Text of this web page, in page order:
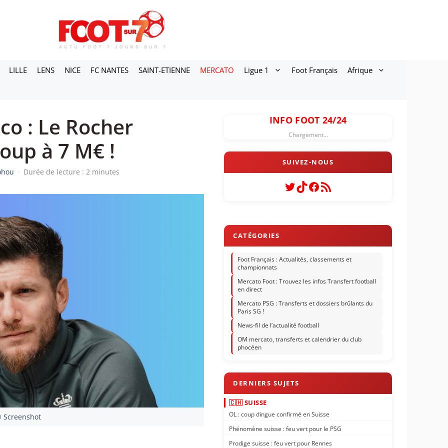
LILLE LENS NICE FC NANTES SAINT-ETIENNE MERCATO Ligue 1 Foot Français Afrique
: Le Rocher
à 7 M€ !
· Durée de lecture : 2 minutes
Screenshot
INFO FOOT 24/24
Chargement...
Twitter
TikTok
Facebook
Flux RSS
Foot Français : Actualités, classements et
championnats
Mercato Foot : Trouvez les infos Transfert football
en direct
Mercato PSG : Transferts et dossiers brûlants du
Paris SG !
News-fil de l’actualité football
OM mercato, transferts et calendrier du club
phocéen
🇨🇭 SUISSE
OL : coup dingue confirmé en Suisse
Phénomène suisse : feu vert pour le PSG
Prodige suisse : feu vert pour Rennes